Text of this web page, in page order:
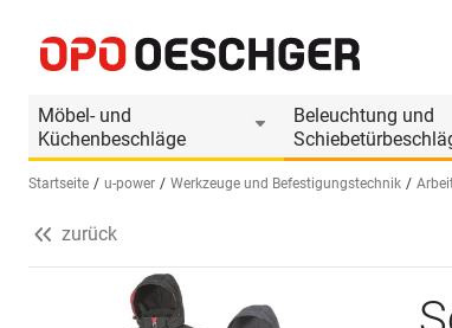
Möbel- und
Küchenbeschläge
Beleuchtung und
Sprache wählen (DE)
Startseite u-power Werkzeuge und Befestigungstechnik
Produktinformationen
zurück